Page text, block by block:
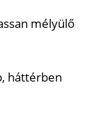
mélyülő
háttérben